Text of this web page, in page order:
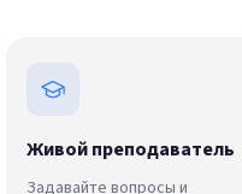
Живой преподаватель
Задавайте вопросы и